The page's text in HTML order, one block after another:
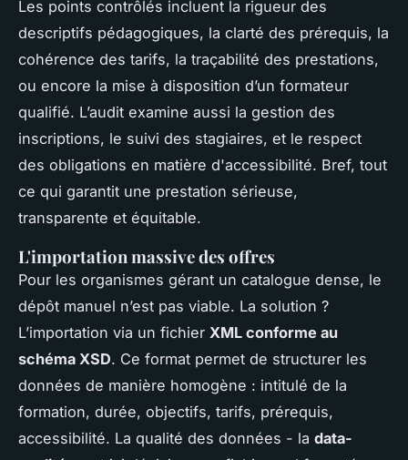
Les points contrôlés incluent la rigueur des
descriptifs pédagogiques, la clarté des prérequis, la
cohérence des tarifs, la traçabilité des prestations,
ou encore la mise à disposition d’un formateur
qualifié. L’audit examine aussi la gestion des
inscriptions, le suivi des stagiaires, et le respect
des obligations en matière d'accessibilité. Bref, tout
ce qui garantit une prestation sérieuse,
transparente et équitable.
L'importation massive des offres
Pour les organismes gérant un catalogue dense, le
dépôt manuel n’est pas viable. La solution ?
L’importation via un fichier XML conforme au
schéma XSD. Ce format permet de structurer les
données de manière homogène : intitulé de la
formation, durée, objectifs, tarifs, prérequis,
accessibilité. La qualité des données - la data-